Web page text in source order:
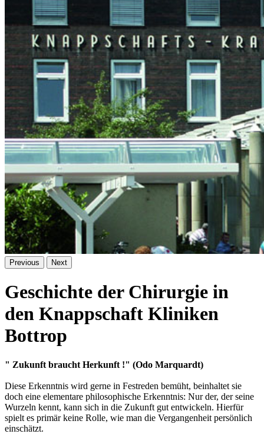
Previous Next
Geschichte der Chirurgie in
den Knappschaft Kliniken
Bottrop
" Zukunft braucht Herkunft !" (Odo Marquardt)
Diese Erkenntnis wird gerne in Festreden bemüht, beinhaltet sie
doch eine elementare philosophische Erkenntnis: Nur der, der seine
Wurzeln kennt, kann sich in die Zukunft gut entwickeln. Hierfür
spielt es primär keine Rolle, wie man die Vergangenheit persönlich
einschätzt.